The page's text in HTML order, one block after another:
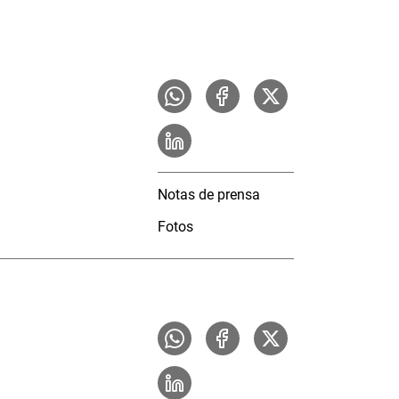
Notas de prensa
Fotos